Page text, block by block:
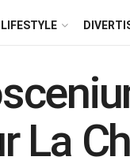
LIFESTYLE
La